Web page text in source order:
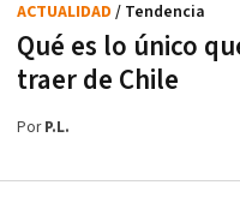
Qué es lo único
traer de Chile
ACTUALIDAD / Tendencia
PorP.L.